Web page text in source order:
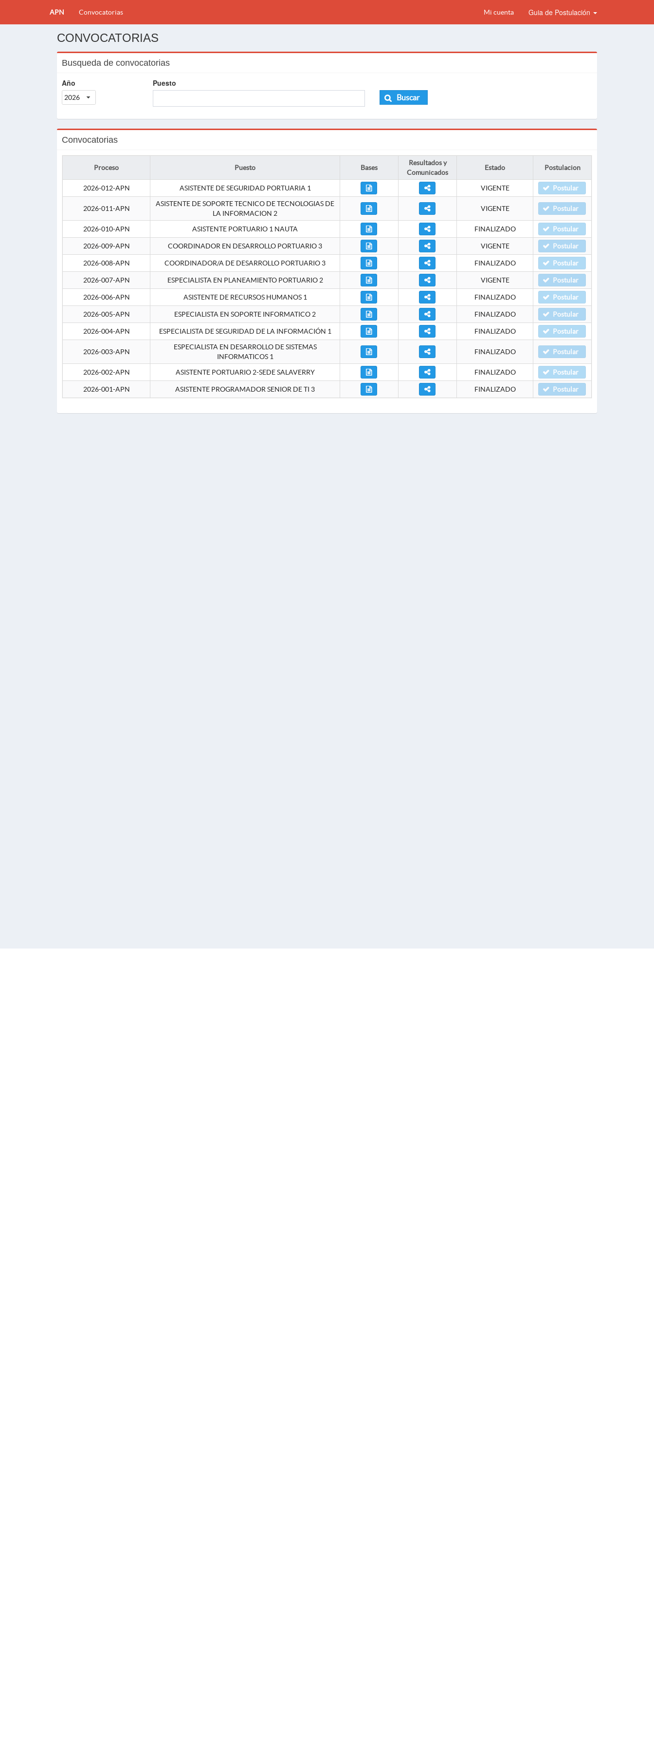
APN Convocatorias Mi cuenta Guia de Postulación
CONVOCATORIAS
Busqueda de convocatorias
Año
2026
Puesto
Buscar
Convocatorias
Proceso Puesto Bases
Resultados y
Comunicados
Estado Postulacion
2026-012-APN ASISTENTE DE SEGURIDAD PORTUARIA 1 VIGENTE Postular
2026-011-APN
ASISTENTE DE SOPORTE TECNICO DE TECNOLOGIAS DE
LA INFORMACION 2
VIGENTE Postular
2026-010-APN ASISTENTE PORTUARIO 1 NAUTA FINALIZADO Postular
2026-009-APN COORDINADOR EN DESARROLLO PORTUARIO 3 VIGENTE Postular
2026-008-APN COORDINADOR/A DE DESARROLLO PORTUARIO 3 FINALIZADO Postular
2026-007-APN ESPECIALISTA EN PLANEAMIENTO PORTUARIO 2 VIGENTE Postular
2026-006-APN ASISTENTE DE RECURSOS HUMANOS 1 FINALIZADO Postular
2026-005-APN ESPECIALISTA EN SOPORTE INFORMATICO 2 FINALIZADO Postular
2026-004-APN ESPECIALISTA DE SEGURIDAD DE LA INFORMACIÓN 1 FINALIZADO Postular
2026-003-APN
ESPECIALISTA EN DESARROLLO DE SISTEMAS
INFORMATICOS 1
FINALIZADO Postular
2026-002-APN ASISTENTE PORTUARIO 2-SEDE SALAVERRY FINALIZADO Postular
2026-001-APN ASISTENTE PROGRAMADOR SENIOR DE TI 3 FINALIZADO Postular